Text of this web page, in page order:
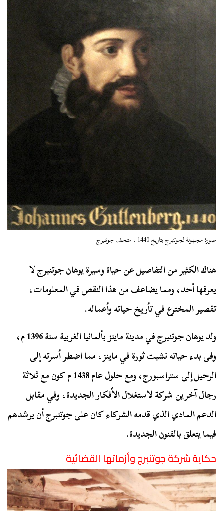
صورة مجهولة لجوتنبرج بتاريخ 1440 ، متحف جوتنبرج
هناك الكثير من التفاصيل عن حياة وسيرة يوهان جوتنبرج لا
يعرفها أحد، ومما يضاعف من هذا النقص في المعلومات،
تقصير المخترع في تأريخ حياته وأعماله.
ولد يوهان جوتنبرج في مدينة ماينز بألمانيا الغربية سنة 1396 م،
وفى بدء حياته نشبت ثورة في ماينز، مما اضطر أسرته إلى
الرحيل إلى ستراسبورج، ومع حلول عام 1438 م كون مع ثلاثة
رجال آخرين شركة لاستغلال الأفكار الجديدة، وفي مقابل
الدعم المادي الذي قدمه الشركاء كان على جوتنبرج أن يرشدهم
فيما يتعلق بالفنون الجديدة.
حكاية شركة جوتنبرج وأزماتها القضائية